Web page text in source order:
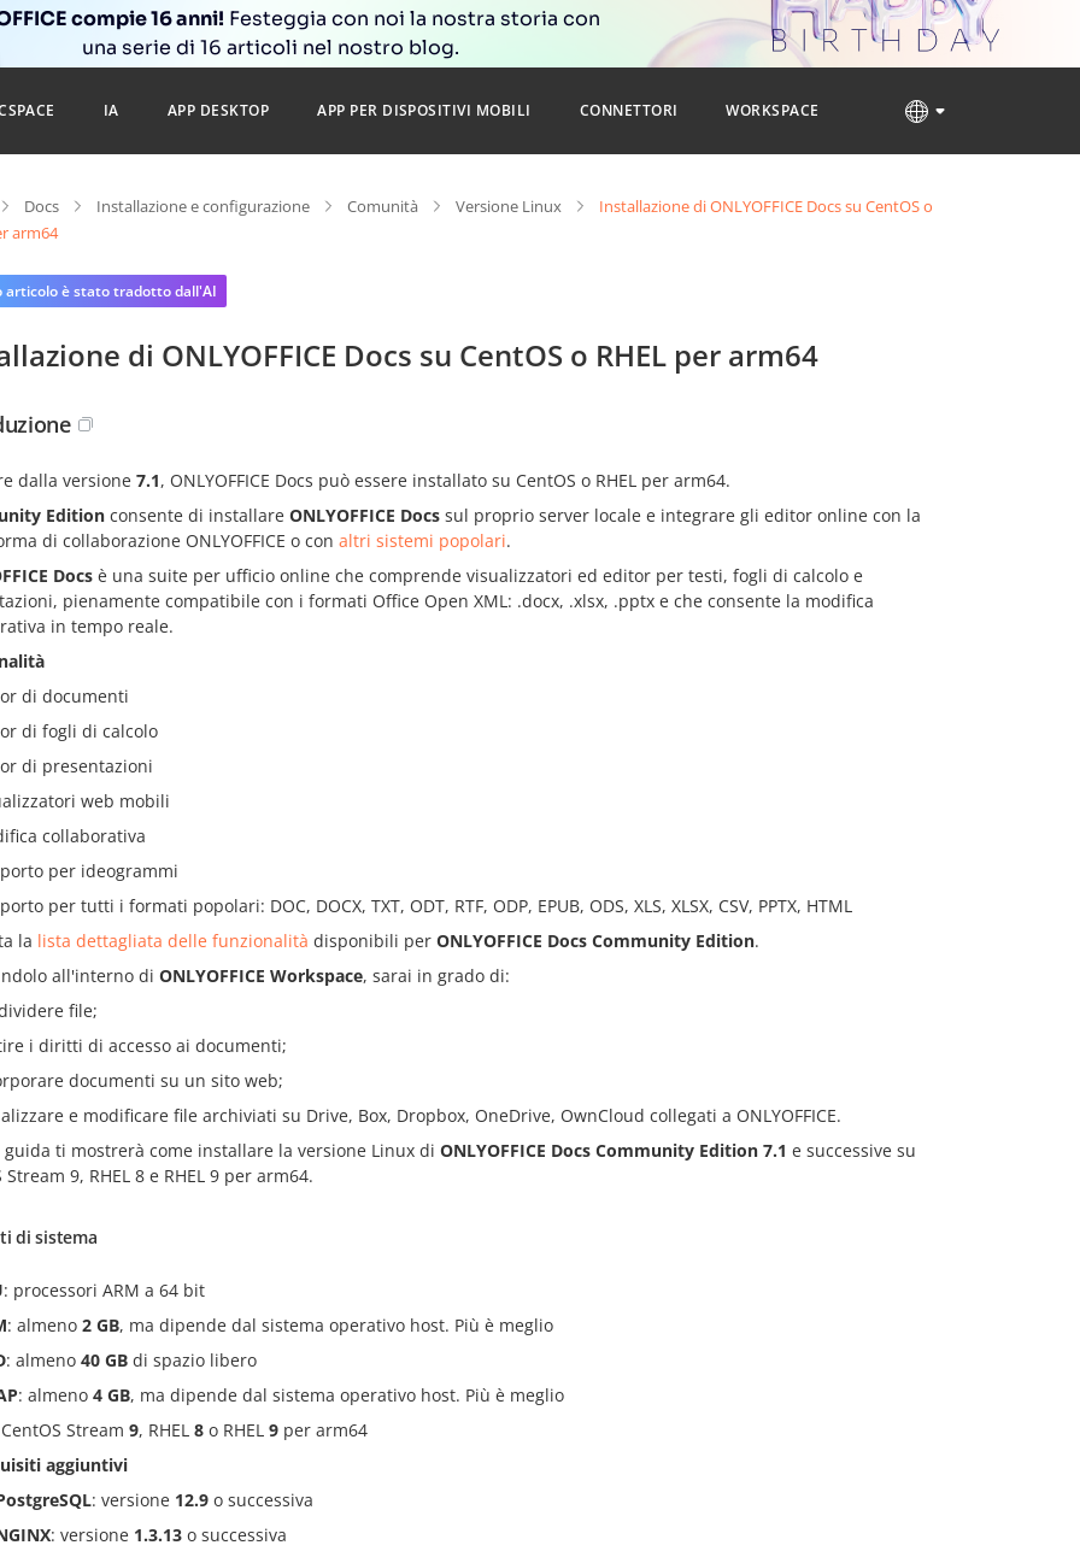
compie 16 anni! Festeggia con noi la nostra storia con
una serie di 16 articoli nel nostro blog.
IA APP DESKTOP APP PER DISPOSITIVI MOBILI CONNETTORI WORKSPACE
Docs Installazione e configurazione Comunità Versione Linux
Installazione di ONLYOFFICE Docs su CentOS o
arm64
articolo è stato tradotto dall'AI
di ONLYOFFICE Docs su CentOS o RHEL per arm64
dalla versione 7.1, ONLYOFFICE Docs può essere installato su CentOS o RHEL per arm64.
Edition consente di installare ONLYOFFICE Docs sul proprio server locale e integrare gli editor online con la
di collaborazione ONLYOFFICE o con altri sistemi popolari.
Docs è una suite per ufficio online che comprende visualizzatori ed editor per testi, fogli di calcolo e
pienamente compatibile con i formati Office Open XML: .docx, .xlsx, .pptx e che consente la modifica
in tempo reale.
di documenti
di fogli di calcolo
di presentazioni
web mobili
collaborativa
per ideogrammi
per tutti i formati popolari: DOC, DOCX, TXT, ODT, RTF, ODP, EPUB, ODS, XLS, XLSX, CSV, PPTX, HTML
la lista dettagliata delle funzionalità disponibili per ONLYOFFICE Docs Community Edition.
all'interno di ONLYOFFICE Workspace, sarai in grado di:
file;
i diritti di accesso ai documenti;
documenti su un sito web;
e modificare file archiviati su Drive, Box, Dropbox, OneDrive, OwnCloud collegati a ONLYOFFICE.
guida ti mostrerà come installare la versione Linux di ONLYOFFICE Docs Community Edition 7.1 e successive su
Stream 9, RHEL 8 e RHEL 9 per arm64.
di sistema
: processori ARM a 64 bit
: almeno 2 GB, ma dipende dal sistema operativo host. Più è meglio
: almeno 40 GB di spazio libero
: almeno 4 GB, ma dipende dal sistema operativo host. Più è meglio
Stream 9, RHEL 8 o RHEL 9 per arm64
aggiuntivi
: versione 12.9 o successiva
: versione 1.3.13 o successiva